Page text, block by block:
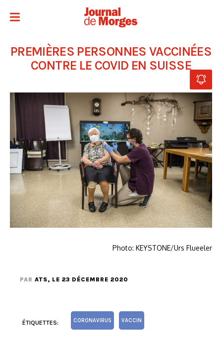
PREMIÈRES PERSONNES VACCINÉES
CONTRE LE COVID EN SUISSE
Photo: KEYSTONE/Urs Flueeler
PAR ATS, LE 23 DÉCEMBRE 2020
ÉTIQUETTES: CORONAVIRUS VACCIN